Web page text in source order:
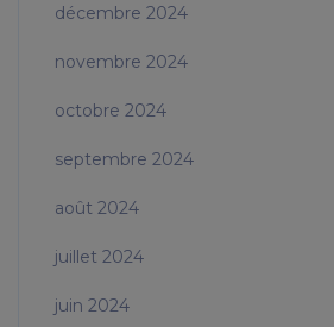
décembre 2024
novembre 2024
octobre 2024
septembre 2024
août 2024
juillet 2024
juin 2024